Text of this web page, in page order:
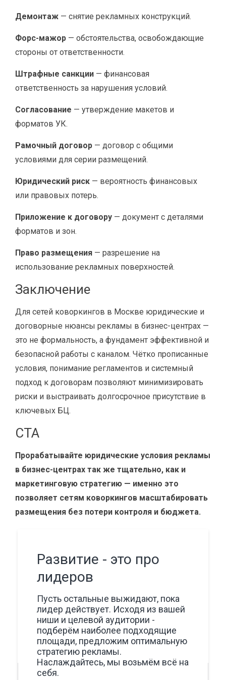
Демонтаж — снятие рекламных конструкций.
Форс-мажор — обстоятельства, освобождающие
стороны от ответственности.
Штрафные санкции — финансовая
ответственность за нарушения условий.
Согласование — утверждение макетов и
форматов УК.
Рамочный договор — договор с общими
условиями для серии размещений.
Юридический риск — вероятность финансовых
или правовых потерь.
Приложение к договору — документ с деталями
форматов и зон.
Право размещения — разрешение на
использование рекламных поверхностей.
Заключение
Для сетей коворкингов в Москве юридические и
договорные нюансы рекламы в бизнес-центрах —
это не формальность, а фундамент эффективной и
безопасной работы с каналом. Чётко прописанные
условия, понимание регламентов и системный
подход к договорам позволяют минимизировать
риски и выстраивать долгосрочное присутствие в
ключевых БЦ.
CTA
Прорабатывайте юридические условия рекламы
в бизнес-центрах так же тщательно, как и
маркетинговую стратегию — именно это
позволяет сетям коворкингов масштабировать
размещения без потери контроля и бюджета.